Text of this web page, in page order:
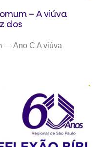
– A viúva
dos
— Ano C A viúva